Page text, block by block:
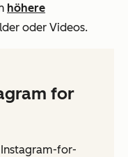
höhere
oder Videos.
for
for-